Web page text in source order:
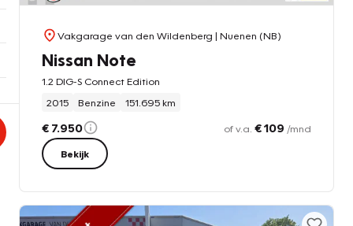
Vakgarage van den Wildenberg | Nuenen (NB)
Nissan Note
1.2 DIG-S Connect Edition
2015
Benzine 151.695 km
€ 7.950 of v.a. € 109 /mnd
Bekijk